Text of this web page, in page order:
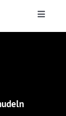
Toggle